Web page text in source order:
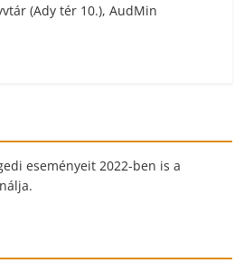
(Ady tér 10.), AudMin
eseményeit 2022-ben is a